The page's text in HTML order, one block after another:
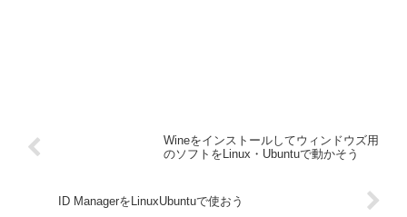
Wineをインストールしてウィンドウズ用
のソフトをLinux・Ubuntuで動かそう
ID ManagerをLinuxUbuntuで使おう